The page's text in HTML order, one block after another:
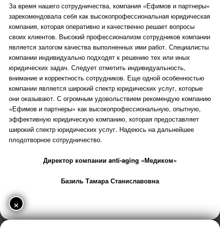
За время нашего сотрудничества, компания «Ефимов и партнеры»
зарекомендовала себя как высокопрофессиональная юридическая
компания, которая оперативно и качественно решает вопросы
своих клиентов. Высокий профессионализм сотрудников компании
является залогом качества выполненных ими работ. Специалисты
компании индивидуально подходят к решению тех или иных
юридических задач. Следует отметить индивидуальность,
внимание и корректность сотрудников. Еще одной особенностью
компании является широкий спектр юридических услуг, которые
они оказывают. С огромным удовольствием рекомендую компанию
«Ефимов и партнеры» как высокопрофессиональную, опытную,
эффективную юридическую компанию, которая предоставляет
широкий спектр юридических услуг. Надеюсь на дальнейшее
плодотворное сотрудничество.
Директор компании anti-aging «Медиком»
Базиль Тамара Станиславовна
×